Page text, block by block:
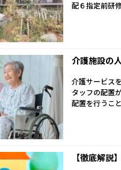
配６指定前研
介護施設の
介護サービス
タッフの配置
配置を行うこ
【徹底解説